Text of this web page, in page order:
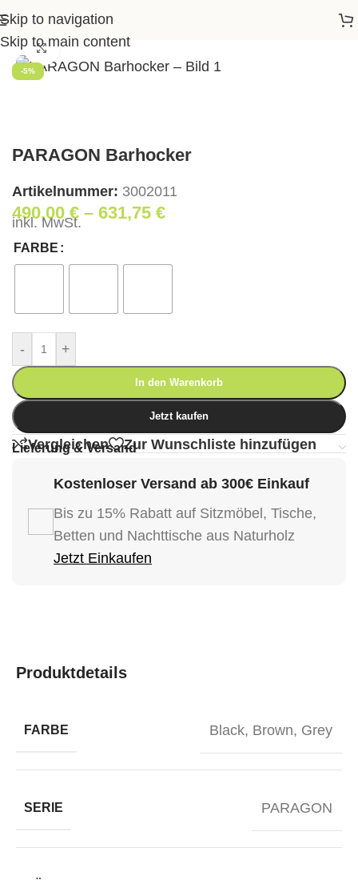
Skip to navigation
Skip to main content
>Shop>Essen>Barstühle
-5%
Klick zum Vergrößern
PARAGON Barhocker
Artikelnummer: 3002011
490,00€ – 631,75 €
inkl. MwSt.
FARBE
- +
In den Warenkorb
Jetzt kaufen
Vergleichen Zur Wunschliste hinzufügen
Lieferung & Versand
Kostenloser Versand ab 300€ Einkauf
Bis zu 15% Rabatt auf Sitzmöbel, Tische,
Betten und Nachttische aus Naturholz
Jetzt Einkaufen
Produktdetails
FARBE Black, Brown, Grey
SERIE PARAGON